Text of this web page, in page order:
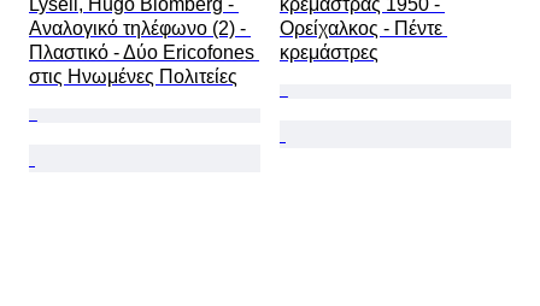
Lysell, Hugo Blomberg -
Αναλογικό τηλέφωνο (2) -
Πλαστικό - Δύο Ericofones
στις Ηνωμένες Πολιτείες
κρεμάστρας 1950 -
Ορείχαλκος - Πέντε
κρεμάστρες